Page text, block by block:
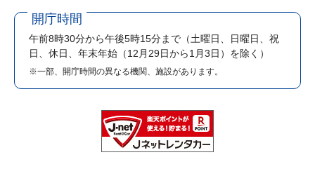
開庁時間
午前8時30分から午後5時15分まで （土曜日、日曜日、祝
日、休日、年末年始（12月29日から1月3日）を除く）
※一部、開庁時間の異なる機関、施設があります。